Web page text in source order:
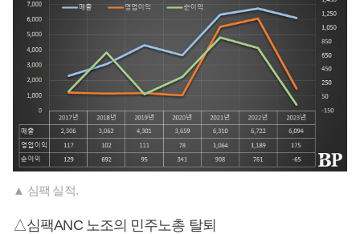
▲ 심팩 실적.
△심팩ANC 노조의 민주노총 탈퇴